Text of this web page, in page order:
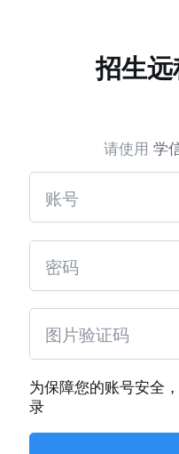
招生
请使用 学
为保障您的账号安全
录